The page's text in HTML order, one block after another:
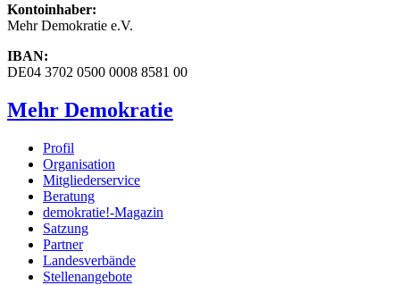
Kontoinhaber:
Mehr Demokratie e.V.
IBAN:
DE04 3702 0500 0008 8581 00
Mehr Demokratie
Profil
Organisation
Mitgliederservice
Beratung
demokratie!-Magazin
Satzung
Partner
Landesverbände
Stellenangebote